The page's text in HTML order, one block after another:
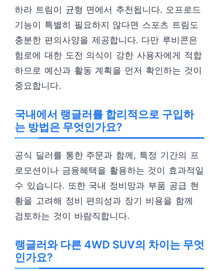
하라 트림이 균형 면에서 추천됩니다. 오프로드
기능이 특별히 필요하지 않다면 스포츠 트림도
충분한 편의사양을 제공합니다. 다만 루비콘은
험로에 대한 도전 의식이 강한 사용자에게 적합
하므로 예산과 활동 계획을 먼저 확인하는 것이
중요합니다.
국내에서 랭글러를 합리적으로 구입하
는 방법은 무엇인가요?
공식 딜러를 통한 주문과 함께, 특정 기간의 프
로모션이나 금융혜택을 활용하는 것이 효과적일
수 있습니다. 또한 국내 정비망과 부품 공급 현
황을 고려해 정비 편의성과 장기 비용을 함께
검토하는 것이 바람직합니다.
랭글러와 다른 4WD SUV의 차이는 무엇
인가요?